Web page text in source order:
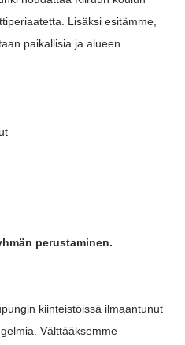
Lisäksi esitämme,
paikallisia ja alueen
perustaminen.
kiinteistöissä ilmaantunut
Välttääksemme